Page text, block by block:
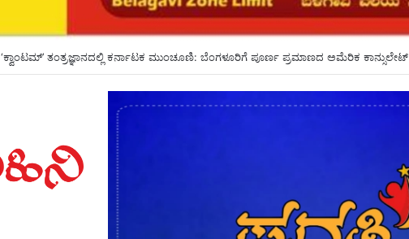
*ಮುಖ್ಯಮಂತ್ರಿಗಳೇ ಸೀಟು ಕೊಡಲು ಸೂಚಿಸಿದರೂ ಒಪ್ಪದ ಪ್ರಾಂಶುಪಾಲರು!ಶಾಲಾದಿನಗಳನ್ನು ಸ್ಮರಿಸಿದ ಸಿಎಂ*